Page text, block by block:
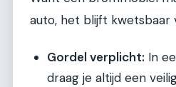
auto, het blijft kwetsbaar
Gordel verplicht: In
draag je altijd een